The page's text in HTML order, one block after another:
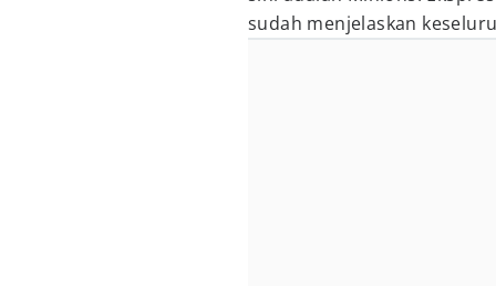
sudah menjelaskan